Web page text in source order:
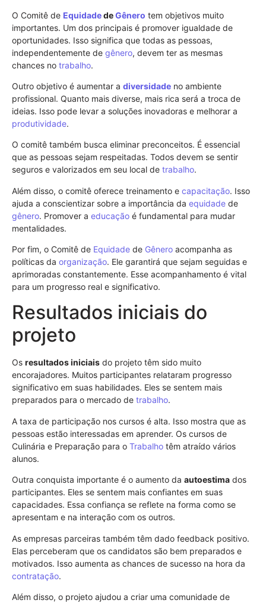
O Comitê de EquidadedeGênero tem objetivos muito
importantes. Um dos principais é promover igualdade de
oportunidades. Isso significa que todas as pessoas,
independentemente de gênero, devem ter as mesmas
chances no trabalho.
Outro objetivo é aumentar a diversidade no ambiente
profissional. Quanto mais diverse, mais rica será a troca de
ideias. Isso pode levar a soluções inovadoras e melhorar a
produtividade.
O comitê também busca eliminar preconceitos. É essencial
que as pessoas sejam respeitadas. Todos devem se sentir
seguros e valorizados em seu local de trabalho.
Além disso, o comitê oferece treinamento e capacitação. Isso
ajuda a conscientizar sobre a importância da equidade de
gênero. Promover a educação é fundamental para mudar
mentalidades.
Por fim, o Comitê de Equidade de Gênero acompanha as
políticas da organização. Ele garantirá que sejam seguidas e
aprimoradas constantemente. Esse acompanhamento é vital
para um progresso real e significativo.
Resultados iniciais do
projeto
Os resultados iniciais do projeto têm sido muito
encorajadores. Muitos participantes relataram progresso
significativo em suas habilidades. Eles se sentem mais
preparados para o mercado de trabalho.
A taxa de participação nos cursos é alta. Isso mostra que as
pessoas estão interessadas em aprender. Os cursos de
Culinária e Preparação para o Trabalho têm atraído vários
alunos.
Outra conquista importante é o aumento da autoestima dos
participantes. Eles se sentem mais confiantes em suas
capacidades. Essa confiança se reflete na forma como se
apresentam e na interação com os outros.
As empresas parceiras também têm dado feedback positivo.
Elas perceberam que os candidatos são bem preparados e
motivados. Isso aumenta as chances de sucesso na hora da
contratação.
Além disso, o projeto ajudou a criar uma comunidade de